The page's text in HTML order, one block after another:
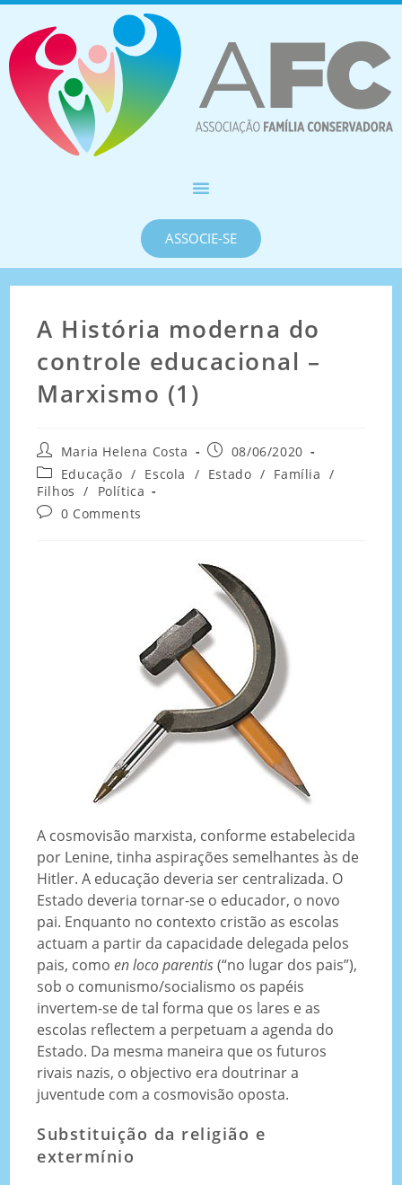
ASSOCIE-SE
A História moderna do
controle educacional –
Marxismo (1)
Maria Helena Costa
08/06/2020
Educação / Escola / Estado / Família /
Filhos
/
Política
0 Comments
A cosmovisão marxista, conforme estabelecida
por Lenine, tinha aspirações semelhantes às de
Hitler. A educação deveria ser centralizada. O
Estado deveria tornar-se o educador, o novo
pai. Enquanto no contexto cristão as escolas
actuam a partir da capacidade delegada pelos
pais, comoen loco parentis(“no lugar dos pais”),
sob o comunismo/socialismo os papéis
invertem-se de tal forma que os lares e as
escolas reflectem a perpetuam a agenda do
Estado. Da mesma maneira que os futuros
rivais nazis, o objectivo era doutrinar a
juventude com a cosmovisão oposta.
Substituição da religião e
extermínio